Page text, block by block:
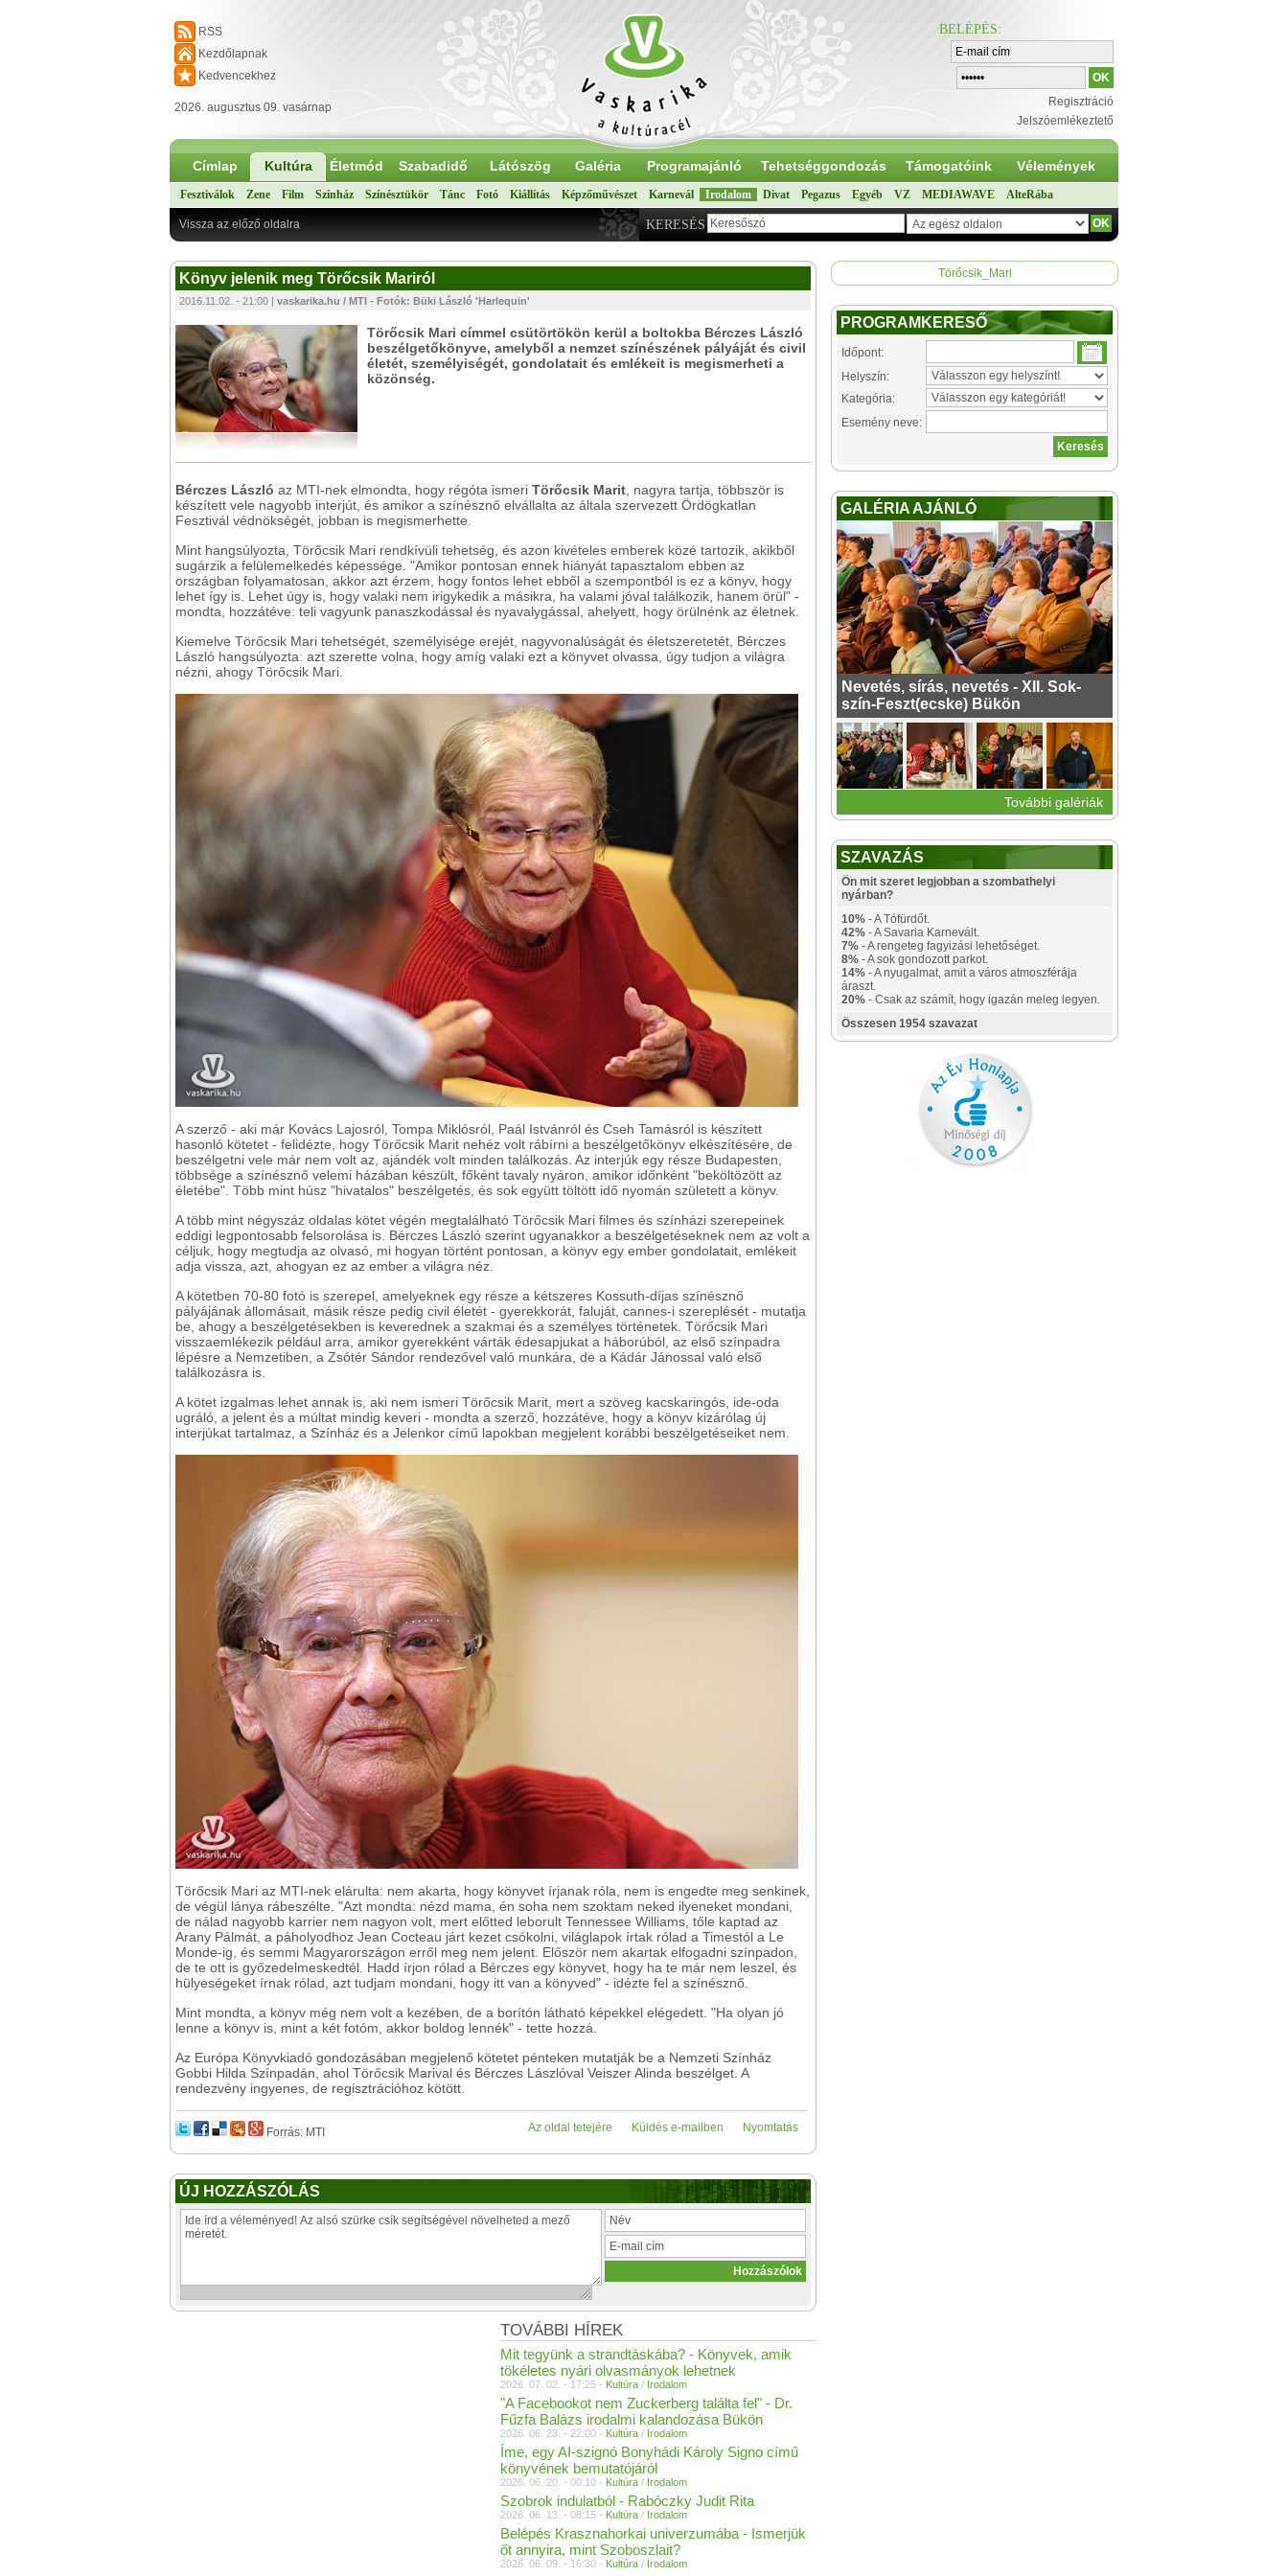
RSS
Kezdőlapnak
Kedvencekhez
2026. augusztus 09. vasárnap
BELÉPÉS:
Regisztráció
Jelszóemlékeztető
Címlap Kultúra Életmód Szabadidő Látószög Galéria Programajánló Tehetséggondozás Támogatóink Vélemények
Fesztiválok Zene Film Színház Színésztükör Tánc Fotó Kiállítás Képzőművészet Karnevál Irodalom Divat Pegazus Egyéb VZ MEDIAWAVE AlteRába
KERESÉS
Vissza az előző oldalra
Könyv jelenik meg Törőcsik Mariról
2016.11.02. - 21:00 | vaskarika.hu / MTI - Fotók: Büki László 'Harlequin'
Törőcsik Mari címmel csütörtökön kerül a boltokba Bérczes László
beszélgetőkönyve, amelyből a nemzet színészének pályáját és civil
életét, személyiségét, gondolatait és emlékeit is megismerheti a
közönség.
Bérczes László az MTI-nek elmondta, hogy régóta ismeri Törőcsik Marit , nagyra tartja, többször is
készített vele nagyobb interjút, és amikor a színésznő elvállalta az általa szervezett Ördögkatlan
Fesztivál védnökségét, jobban is megismerhette.
Mint hangsúlyozta, Törőcsik Mari rendkívüli tehetség, és azon kivételes emberek közé tartozik, akikből
sugárzik a felülemelkedés képessége. "Amikor pontosan ennek hiányát tapasztalom ebben az
országban folyamatosan, akkor azt érzem, hogy fontos lehet ebből a szempontból is ez a könyv, hogy
lehet így is. Lehet úgy is, hogy valaki nem irigykedik a másikra, ha valami jóval találkozik, hanem örül" -
mondta, hozzátéve: teli vagyunk panaszkodással és nyavalygással, ahelyett, hogy örülnénk az életnek.
Kiemelve Törőcsik Mari tehetségét, személyisége erejét, nagyvonalúságát és életszeretetét, Bérczes
László hangsúlyozta: azt szerette volna, hogy amíg valaki ezt a könyvet olvassa, úgy tudjon a világra
nézni, ahogy Törőcsik Mari.
A szerző - aki már Kovács Lajosról, Tompa Miklósról, Paál Istvánról és Cseh Tamásról is készített
hasonló kötetet - felidézte, hogy Törőcsik Marit nehéz volt rábírni a beszélgetőkönyv elkészítésére, de
beszélgetni vele már nem volt az, ajándék volt minden találkozás. Az interjúk egy része Budapesten,
többsége a színésznő velemi házában készült, főként tavaly nyáron, amikor időnként "beköltözött az
életébe". Több mint húsz "hivatalos" beszélgetés, és sok együtt töltött idő nyomán született a könyv.
A több mint négyszáz oldalas kötet végén megtalálható Törőcsik Mari filmes és színházi szerepeinek
eddigi legpontosabb felsorolása is. Bérczes László szerint ugyanakkor a beszélgetéseknek nem az volt a
céljuk, hogy megtudja az olvasó, mi hogyan történt pontosan, a könyv egy ember gondolatait, emlékeit
adja vissza, azt, ahogyan ez az ember a világra néz.
A kötetben 70-80 fotó is szerepel, amelyeknek egy része a kétszeres Kossuth-díjas színésznő
pályájának állomásait, másik része pedig civil életét - gyerekkorát, faluját, cannes-i szereplését - mutatja
be, ahogy a beszélgetésekben is keverednek a szakmai és a személyes történetek. Törőcsik Mari
visszaemlékezik például arra, amikor gyerekként várták édesapjukat a háborúból, az első színpadra
lépésre a Nemzetiben, a Zsótér Sándor rendezővel való munkára, de a Kádár Jánossal való első
találkozásra is.
A kötet izgalmas lehet annak is, aki nem ismeri Törőcsik Marit, mert a szöveg kacskaringós, ide-oda
ugráló, a jelent és a múltat mindig keveri - mondta a szerző, hozzátéve, hogy a könyv kizárólag új
interjúkat tartalmaz, a Színház és a Jelenkor című lapokban megjelent korábbi beszélgetéseiket nem.
Törőcsik Mari az MTI-nek elárulta: nem akarta, hogy könyvet írjanak róla, nem is engedte meg senkinek,
de végül lánya rábeszélte. "Azt mondta: nézd mama, én soha nem szoktam neked ilyeneket mondani,
de nálad nagyobb karrier nem nagyon volt, mert előtted leborult Tennessee Williams, tőle kaptad az
Arany Pálmát, a páholyodhoz Jean Cocteau járt kezet csókolni, világlapok írtak rólad a Timestól a Le
Monde-ig, és semmi Magyarországon erről meg nem jelent. Először nem akartak elfogadni színpadon,
de te ott is győzedelmeskedtél. Hadd írjon rólad a Bérczes egy könyvet, hogy ha te már nem leszel, és
hülyeségeket írnak rólad, azt tudjam mondani, hogy itt van a könyved" - idézte fel a színésznő.
Mint mondta, a könyv még nem volt a kezében, de a borítón látható képekkel elégedett. "Ha olyan jó
lenne a könyv is, mint a két fotóm, akkor boldog lennék" - tette hozzá.
Az Európa Könyvkiadó gondozásában megjelenő kötetet pénteken mutatják be a Nemzeti Színház
Gobbi Hilda Színpadán, ahol Törőcsik Marival és Bérczes Lászlóval Veiszer Alinda beszélget. A
rendezvény ingyenes, de regisztrációhoz kötött.
Nyomtatás
Küldés e-mailben
Az oldal tetejére
Forrás: MTI
ÚJ HOZZÁSZÓLÁS
TOVÁBBI HÍREK
Mit tegyünk a strandtáskába? - Könyvek, amik
tökéletes nyári olvasmányok lehetnek
2026. 07. 02. - 17:25 - Kultúra / Irodalom
"A Facebookot nem Zuckerberg találta fel" - Dr.
Fűzfa Balázs irodalmi kalandozása Bükön
2026. 06. 23. - 22:00 - Kultúra / Irodalom
Íme, egy AI-szignó Bonyhádi Károly Signo című
könyvének bemutatójáról
2026. 06. 20. - 00:10 - Kultúra / Irodalom
Szobrok indulatból - Rabóczky Judit Rita
2026. 06. 13. - 08:15 - Kultúra / Irodalom
Belépés Krasznahorkai univerzumába - Ismerjük
őt annyira, mint Szoboszlait?
2026. 06. 09. - 16:30 - Kultúra / Irodalom
Törőcsik_Mari
PROGRAMKERESŐ
Időpont:
Helyszín:
Kategória:
Esemény neve:
GALÉRIA AJÁNLÓ
Nevetés, sírás, nevetés - XII. Sok-
szín-Feszt(ecske) Bükön
További galériák
SZAVAZÁS
Ön mit szeret legjobban a szombathelyi
nyárban?
10% - A Tófürdőt.
42% - A Savaria Karnevált.
7% - A rengeteg fagyizási lehetőséget.
8% - A sok gondozott parkot.
14% - A nyugalmat, amit a város atmoszférája
áraszt.
20% - Csak az számít, hogy igazán meleg legyen.
Összesen 1954 szavazat